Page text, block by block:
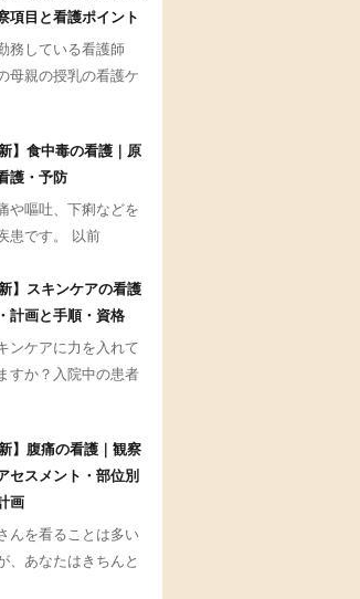
項目と看護ポイント
務している看護師
母親の授乳の看護ケ
】食中毒の看護｜原
護・予防
や嘔吐、下痢などを
患です。 以前
】スキンケアの看護
計画と手順・資格
ンケアに力を入れて
すか？入院中の患者
】腹痛の看護｜観察
セスメント・部位別
画
んを看ることは多い
、あなたはきちんと